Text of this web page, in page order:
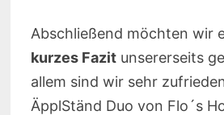
Abschließend möchten wir
kurzes Fazitunsererseits
allem sind wir sehr
ÄpplStänd Duo von Flo´s